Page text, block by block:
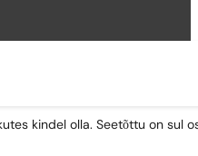
kindel olla. Seetõttu on sul